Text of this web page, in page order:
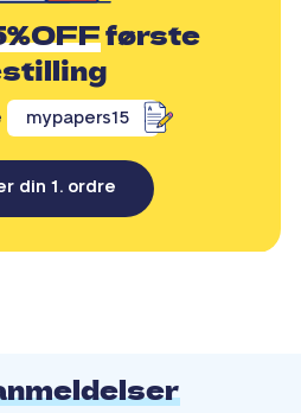
første
mypapers15
din 1. ordre